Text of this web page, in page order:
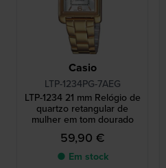
Casio
LTP-1234PG-7AEG
LTP-1234 21 mm Relógio de
quartzo retangular de
mulher em tom dourado
59,90 €
● Em stock